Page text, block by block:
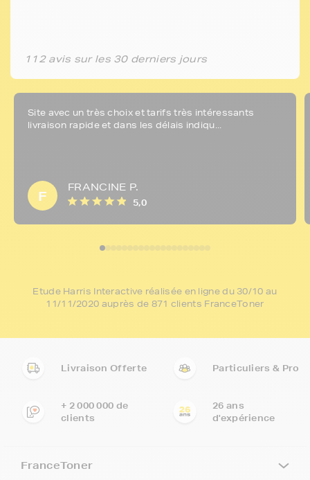
112 avis sur les 30 derniers jours
Site avec un très choix et tarifs très intéressants
livraison rapide et dans les délais indiqu...
F
FRANCINE P.
5,0
Etude Harris Interactive réalisée en ligne du 30/10 au
11/11/2020 auprès de 871 clients FranceToner
Livraison Offerte Particuliers & Pro
+ 2 000 000 de
clients
26 ans
d'expérience
FranceToner